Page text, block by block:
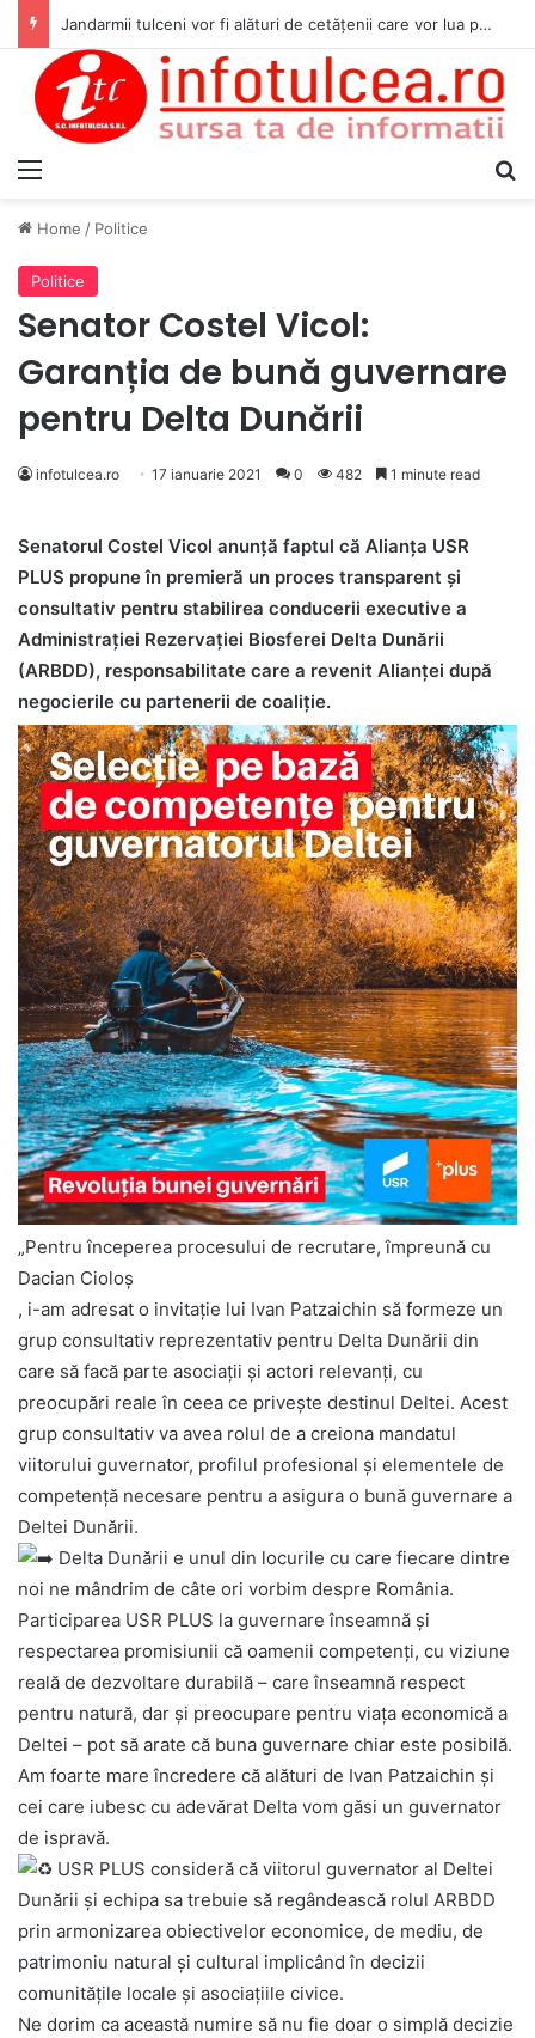
Jandarmii tulceni vor fi alături de cetățenii care vor lua parte la Festivalul Folk Țestos
Home / Politice
Politice
Senator Costel Vicol:
Garanția de bună guvernare
pentru Delta Dunării
infotulcea.ro 17 ianuarie 2021 0 482 1 minute read
Senatorul Costel Vicol anunţă faptul că Alianța USR
PLUS propune în premieră un proces transparent și
consultativ pentru stabilirea conducerii executive a
Administrației Rezervației Biosferei Delta Dunării
(ARBDD), responsabilitate care a revenit Alianței după
negocierile cu partenerii de coaliție.
„Pentru începerea procesului de recrutare, împreună cu
Dacian Cioloș
, i-am adresat o invitație lui Ivan Patzaichin să formeze un
grup consultativ reprezentativ pentru Delta Dunării din
care să facă parte asociații și actori relevanți, cu
preocupări reale în ceea ce privește destinul Deltei. Acest
grup consultativ va avea rolul de a creiona mandatul
viitorului guvernator, profilul profesional și elementele de
competență necesare pentru a asigura o bună guvernare a
Deltei Dunării.
Delta Dunării e unul din locurile cu care fiecare dintre
noi ne mândrim de câte ori vorbim despre România.
Participarea USR PLUS la guvernare înseamnă și
respectarea promisiunii că oamenii competenți, cu viziune
reală de dezvoltare durabilă – care înseamnă respect
pentru natură, dar și preocupare pentru viața economică a
Deltei – pot să arate că buna guvernare chiar este posibilă.
Am foarte mare încredere că alături de Ivan Patzaichin și
cei care iubesc cu adevărat Delta vom găsi un guvernator
de ispravă.
USR PLUS consideră că viitorul guvernator al Deltei
Dunării și echipa sa trebuie să regândească rolul ARBDD
prin armonizarea obiectivelor economice, de mediu, de
patrimoniu natural și cultural implicând în decizii
comunitățile locale și asociațiile civice.
Ne dorim ca această numire să nu fie doar o simplă decizie